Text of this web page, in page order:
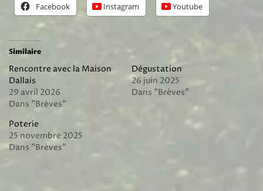
Facebook Instagram Youtube
Similaire
Rencontre avec la Maison
Dallais
29 avril 2026
Dans "Brèves"
Dégustation
26 juin 2025
Dans "Brèves"
Poterie
25 novembre 2025
Dans "Brèves"